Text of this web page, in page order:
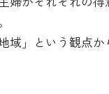
域」という観点